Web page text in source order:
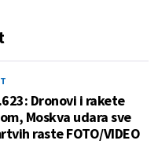
Dronovi i rakete
Moskva udara sve
raste FOTO/VIDEO